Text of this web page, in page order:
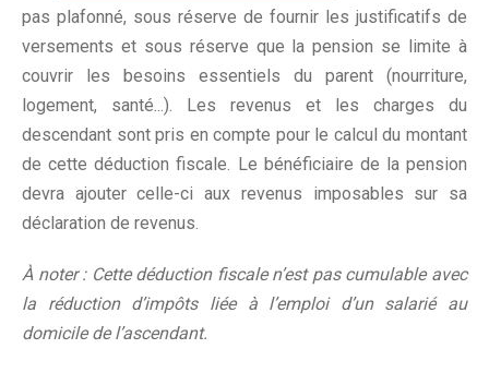
pas plafonné, sous réserve de fournir les justificatifs de
versements et sous réserve que la pension se limite à
couvrir les besoins essentiels du parent (nourriture,
logement, santé...). Les revenus et les charges du
descendant sont pris en compte pour le calcul du montant
de cette déduction fiscale. Le bénéficiaire de la pension
devra ajouter celle-ci aux revenus imposables sur sa
déclaration de revenus.
À noter : Cette déduction fiscale n’est pas cumulable avec
la réduction d’impôts liée à l’emploi d’un salarié au
domicile de l’ascendant.